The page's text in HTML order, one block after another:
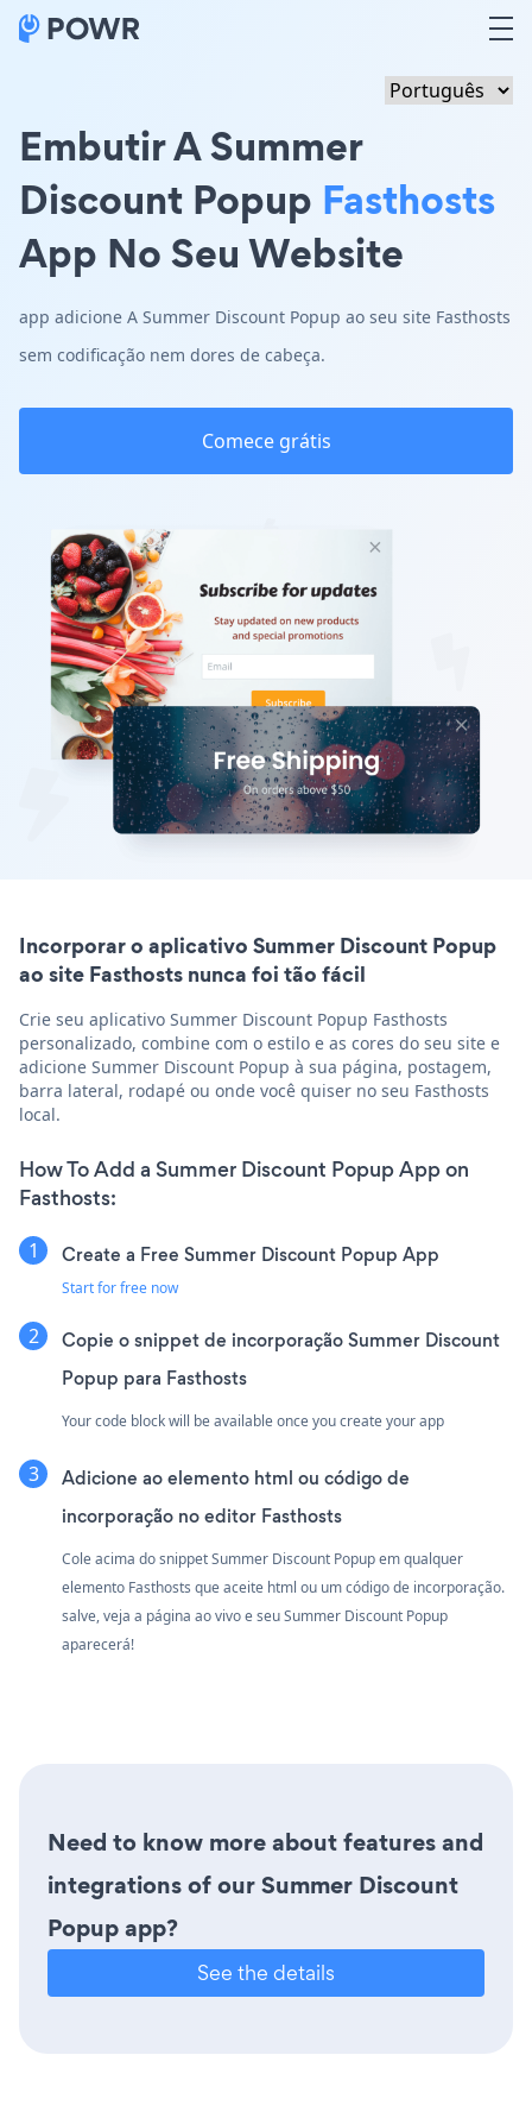
Embutir A Summer
Discount Popup Fasthosts
App No Seu Website
app adicione A Summer Discount Popup ao seu site Fasthosts
sem codificação nem dores de cabeça.
Comece grátis
Incorporar o aplicativo Summer Discount Popup
ao site Fasthosts nunca foi tão fácil
Crie seu aplicativo Summer Discount Popup Fasthosts
personalizado, combine com o estilo e as cores do seu site e
adicione Summer Discount Popup à sua página, postagem,
barra lateral, rodapé ou onde você quiser no seu Fasthosts
local.
How To Add a Summer Discount Popup App on
Fasthosts:
Create a Free Summer Discount Popup App
Start for free now
Copie o snippet de incorporação Summer Discount
Popup para Fasthosts
Your code block will be available once you create your app
Adicione ao elemento html ou código de
incorporação no editor Fasthosts
Cole acima do snippet Summer Discount Popup em qualquer
elemento Fasthosts que aceite html ou um código de incorporação.
salve, veja a página ao vivo e seu Summer Discount Popup
aparecerá!
Need to know more about features and
integrations of our Summer Discount
Popup app?
See the details